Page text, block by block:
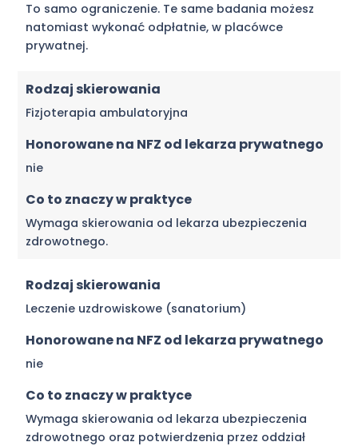
To samo ograniczenie. Te same badania możesz
natomiast wykonać odpłatnie, w placówce
prywatnej.
Rodzaj skierowania
Fizjoterapia ambulatoryjna
Honorowane na NFZ od lekarza prywatnego
nie
Co to znaczy w praktyce
Wymaga skierowania od lekarza ubezpieczenia
zdrowotnego.
Rodzaj skierowania
Leczenie uzdrowiskowe (sanatorium)
Honorowane na NFZ od lekarza prywatnego
nie
Co to znaczy w praktyce
Wymaga skierowania od lekarza ubezpieczenia
zdrowotnego oraz potwierdzenia przez oddział